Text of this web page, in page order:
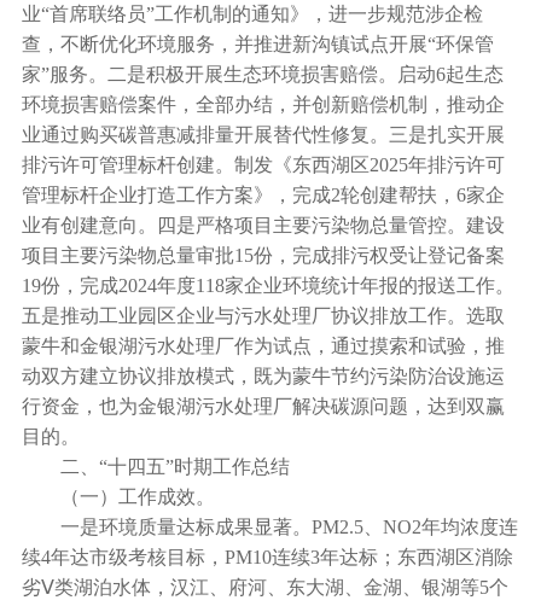
业“首席联络员”工作机制的通知》，进一步规范涉企检
查，不断优化环境服务，并推进新沟镇试点开展“环保管
家”服务。二是积极开展生态环境损害赔偿。启动6起生态
环境损害赔偿案件，全部办结，并创新赔偿机制，推动企
业通过购买碳普惠减排量开展替代性修复。三是扎实开展
排污许可管理标杆创建。制发《东西湖区2025年排污许可
管理标杆企业打造工作方案》，完成2轮创建帮扶，6家企
业有创建意向。四是严格项目主要污染物总量管控。建设
项目主要污染物总量审批15份，完成排污权受让登记备案
19份，完成2024年度118家企业环境统计年报的报送工作。
五是推动工业园区企业与污水处理厂协议排放工作。选取
蒙牛和金银湖污水处理厂作为试点，通过摸索和试验，推
动双方建立协议排放模式，既为蒙牛节约污染防治设施运
行资金，也为金银湖污水处理厂解决碳源问题，达到双赢
目的。
二、“十四五”时期工作总结
（一）工作成效。
一是环境质量达标成果显著。PM2.5、NO2年均浓度连
续4年达市级考核目标，PM10连续3年达标；东西湖区消除
劣Ⅴ类湖泊水体，汉江、府河、东大湖、金湖、银湖等5个